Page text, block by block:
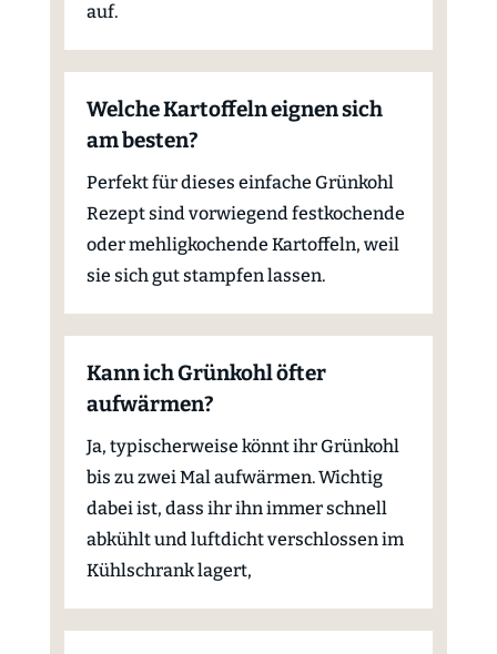
auf.
Welche Kartoffeln eignen sich
am besten?
Perfekt für dieses einfache Grünkohl
Rezept sind vorwiegend festkochende
oder mehligkochende Kartoffeln, weil
sie sich gut stampfen lassen.
Kann ich Grünkohl öfter
aufwärmen?
Ja, typischerweise könnt ihr Grünkohl
bis zu zwei Mal aufwärmen. Wichtig
dabei ist, dass ihr ihn immer schnell
abkühlt und luftdicht verschlossen im
Kühlschrank lagert,